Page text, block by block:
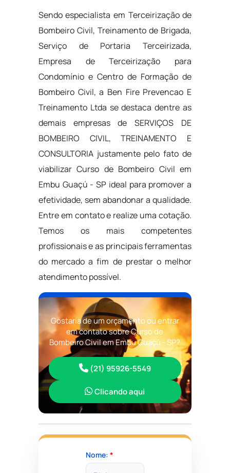
Sendo especialista em Terceirização de
Bombeiro Civil, Treinamento de Brigada,
Serviço de Portaria Terceirizada,
Empresa de Terceirização para
Condomínio e Centro de Formação de
Bombeiro Civil, a Ben Fire Prevencao E
Treinamento Ltda se destaca dentre as
demais empresas de SERVIÇOS DE
BOMBEIRO CIVIL, TREINAMENTO E
CONSULTORIA justamente pelo fato de
viabilizar Curso de Bombeiro Civil em
Embu Guaçú - SP ideal para promover a
efetividade, sem abandonar a qualidade.
Entre em contato e realize uma cotação.
Temos os mais competentes
profissionais e as principais ferramentas
do mercado a fim de prestar o melhor
atendimento possível.
Gostaria de um orçamento ou entrar
em contato sobre Curso de
Bombeiro Civil em Embu Guaçú - SP?
(21) 95926-5549
Clicando aqui
Nome: *